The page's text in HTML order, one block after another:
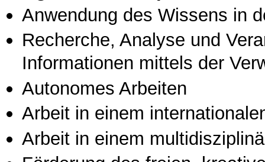
Anwendung des Wissens in
Recherche, Analyse und
Informationen mittels der
Autonomes Arbeiten
Arbeit in einem
Arbeit in einem